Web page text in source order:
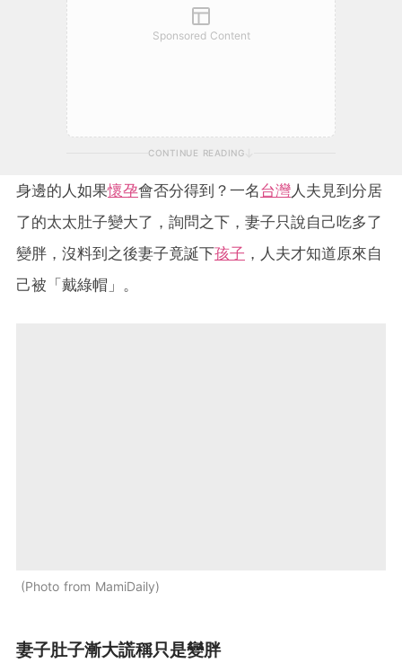
Sponsored Content
CONTINUE READING
身邊的人如果懷孕會否分得到？一名台灣 人夫見到分居
了的太太肚子變大了，詢問之下，妻子只說自己吃多了
變胖，沒料到之後妻子竟誕下孩子 ，人夫才知道原來自
己被「戴綠帽」。
Photo from MamiDaily
妻子肚子漸大謊稱只是變胖